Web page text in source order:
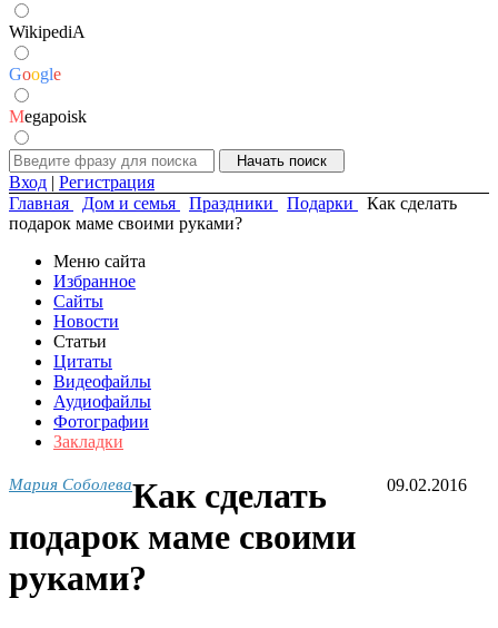
WikipediA
Google
Megapoisk
Вход | Регистрация
Главная
Дом и семья Праздники Подарки
Как сделать
подарок маме своими руками?
Меню сайта
Избранное
Сайты
Новости
Статьи
Цитаты
Видеофайлы
Аудиофайлы
Фотографии
Закладки
Мария Соболева 09.02.2016
Как сделать
подарок маме своими
руками?